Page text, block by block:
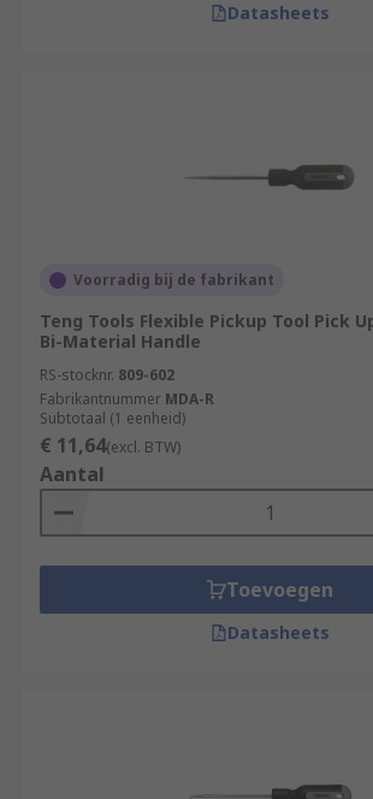
Datasheets
Voorradig bij de fabrikant
Teng Tools Flexible Pickup Tool Pick
Bi-Material Handle
RS-stocknr. 809-602
Fabrikantnummer MDA-R
Subtotaal (1 eenheid)
€ 11,64(excl. BTW)
Aantal
Toevoegen
Datasheets